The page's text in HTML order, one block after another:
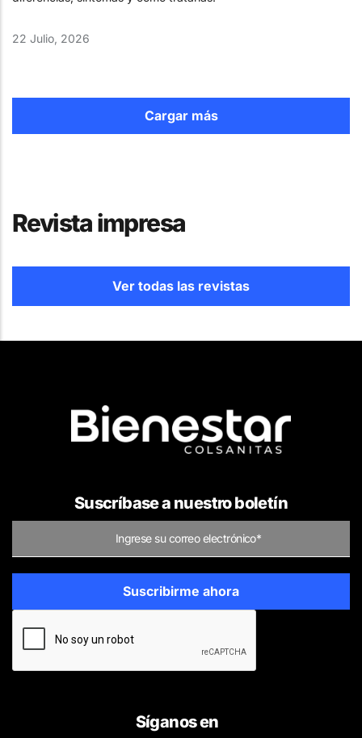
22 Julio, 2026
Cargar más
Revista impresa
Ver todas las revistas
Suscríbase a nuestro boletín
Síganos en